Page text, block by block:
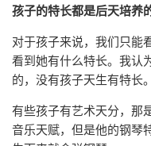
孩子的特长都是后天培养
对于孩子来说，我们只能
看到她有什么特长。我认
的，没有孩子天生有特长。
有些孩子有艺术天分，那
音乐天赋，但是他的钢琴